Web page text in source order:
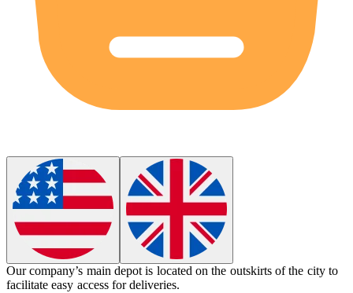
Our company’s main depot is located on the outskirts of the city to
facilitate easy access for deliveries.